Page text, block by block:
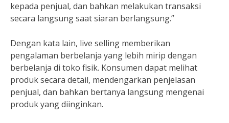
kepada penjual, dan bahkan melakukan transaksi
secara langsung saat siaran berlangsung.”
Dengan kata lain, live selling memberikan
pengalaman berbelanja yang lebih mirip dengan
berbelanja di toko fisik. Konsumen dapat melihat
produk secara detail, mendengarkan penjelasan
penjual, dan bahkan bertanya langsung mengenai
produk yang diinginkan.